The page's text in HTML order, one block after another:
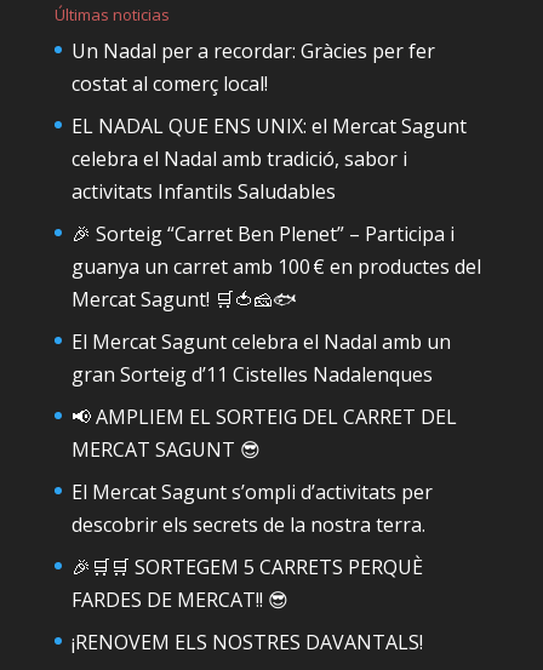
Últimas noticias
Un Nadal per a recordar: Gràcies per fer
costat al comerç local!
EL NADAL QUE ENS UNIX: el Mercat Sagunt
celebra el Nadal amb tradició, sabor i
activitats Infantils Saludables
🎉 Sorteig “Carret Ben Plenet” – Participa i
guanya un carret amb 100 € en productes del
Mercat Sagunt! 🛒🍅🧀🐟
El Mercat Sagunt celebra el Nadal amb un
gran Sorteig d’11 Cistelles Nadalenques
📢 AMPLIEM EL SORTEIG DEL CARRET DEL
MERCAT SAGUNT 😎
El Mercat Sagunt s’ompli d’activitats per
descobrir els secrets de la nostra terra.
🎉🛒🛒 SORTEGEM 5 CARRETS PERQUÈ
FARDES DE MERCAT!! 😎
¡RENOVEM ELS NOSTRES DAVANTALS!